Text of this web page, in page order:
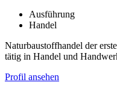
Ausführung
Handel
Naturbaustoffhandel der
tätig in Handel und
Profil ansehen